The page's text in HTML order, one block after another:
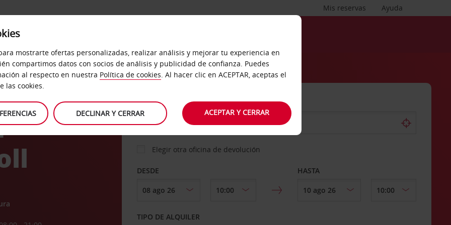
Ayuda
Mis reservas
RECOGER EN
Elegir otra oficina de devolución
DESDE HASTA
TIPO DE ALQUILER
mostrarte ofertas personalizadas, realizar análisis y mejorar tu experiencia en
compartimos datos con socios de análisis y publicidad de confianza. Puedes
al respecto en nuestra Política de cookies. Al hacer clic en ACEPTAR, aceptas el
las cookies.
DECLINAR Y CERRAR ACEPTAR Y CERRAR